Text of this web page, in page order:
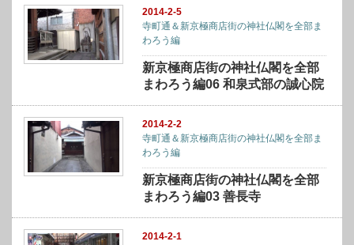
2014-2-5
寺町通＆新京極商店街の神社仏閣を全部ま
わろう編
新京極商店街の神社仏閣を全部
まわろう編06 和泉式部の誠心院
2014-2-2
寺町通＆新京極商店街の神社仏閣を全部ま
わろう編
新京極商店街の神社仏閣を全部
まわろう編03 善長寺
2014-2-1